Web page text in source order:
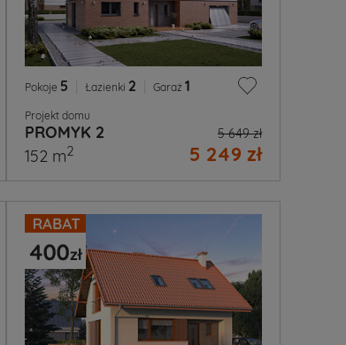
Pokoje 5 Łazienki 2 Garaż 1
Projekt domu
PROMYK 2 5 649 zł
5 249 zł
152 m2